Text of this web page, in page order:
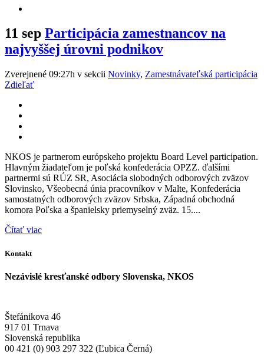
11 sep Participácia zamestnancov na
najvyššej úrovni podnikov
Zverejnené 09:27h v sekcii Novinky, Zamestnávateľská participácia
Zdieľať
NKOS je partnerom európskeho projektu Board Level participation.
Hlavným žiadateľom je poľská konfederácia OPZZ. ďalšími
partnermi sú RÚZ SR, Asociácia slobodných odborových zväzov
Slovinsko, Všeobecná únia pracovníkov v Malte, Konfederácia
samostatných odborových zväzov Srbska, Západná obchodná
komora Poľska a španielsky priemyselný zväz. 15....
Čítať viac
Kontakt
Nezávislé kresťanské odbory Slovenska, NKOS
Štefánikova 46
917 01 Trnava
Slovenská republika
00 421 (0) 903 297 322 (Ľubica Černá)